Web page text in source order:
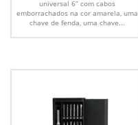
universal 6” com cabos
emborrachados na cor amarela, uma
chave de fenda, uma chave...